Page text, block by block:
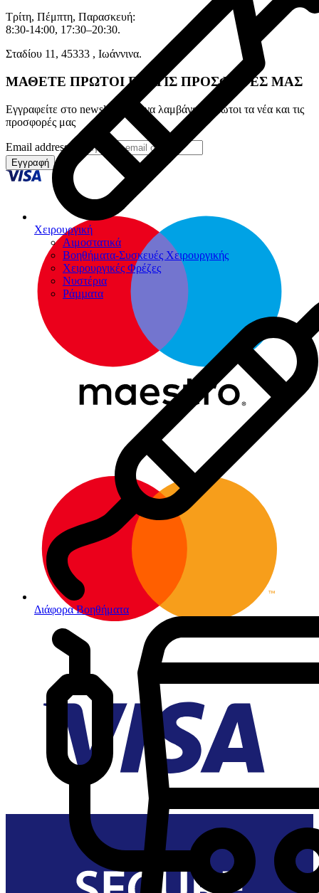
Χειρουργική
Αιμοστατικά
Βοηθήματα-Συσκευές Χειρουργικής
Χειρουργικές Φρέζες
Νυστέρια
Ράµµατα
Διάφορα Βοηθήματα
Τρίτη, Πέμπτη, Παρασκευή:
8:30-14:00, 17:30–20:30.
Σταδίου 11, 45333 , Ιωάννινα.
ΜΑΘΕΤΕ ΠΡΩΤΟΙ ΓΙΑ ΤΙΣ ΠΡΟΣΦΟΡΕΣ ΜΑΣ
Εγγραφείτε στο newsletter για να λαμβάνετε πρώτοι τα νέα και τις
προσφορές μας
Email address
Εγγραφή